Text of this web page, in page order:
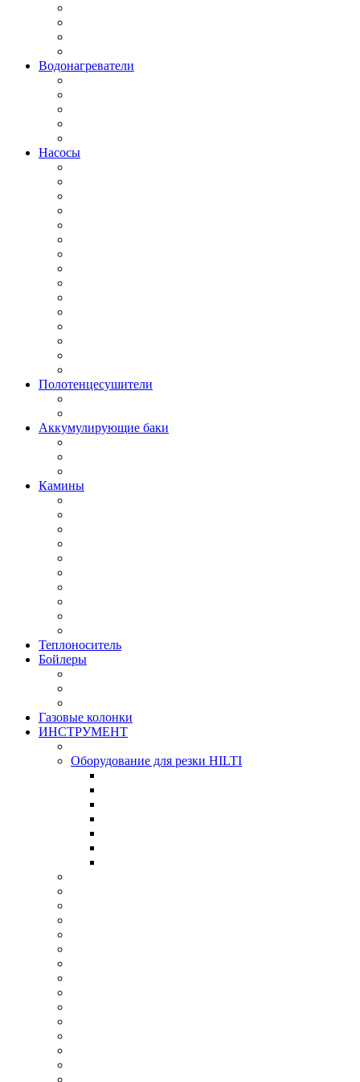
Водонагреватели
Насосы
Полотенцесушители
Аккумулирующие баки
Камины
Теплоноситель
Бойлеры
Газовые колонки
ИНСТРУМЕНТ
Оборудование для резки HILTI